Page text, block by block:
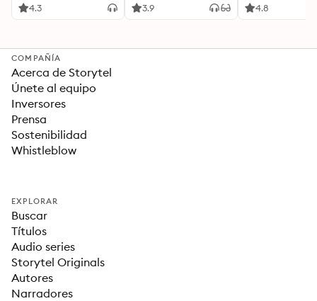
Ideas Revolucionarias
4.3 3.9 4.8
COMPAÑÍA
Acerca de Storytel
Únete al equipo
Inversores
Prensa
Sostenibilidad
Whistleblow
EXPLORAR
Buscar
Títulos
Audio series
Storytel Originals
Autores
Narradores